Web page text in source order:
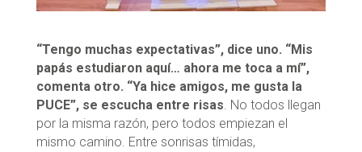
“Tengo muchas expectativas”, dice uno. “Mis
papás estudiaron aquí… ahora me toca a mí”,
comenta otro. “Ya hice amigos, me gusta la
PUCE”, se escucha entre risas. No todos llegan
por la misma razón, pero todos empiezan el
mismo camino. Entre sonrisas tímidas,